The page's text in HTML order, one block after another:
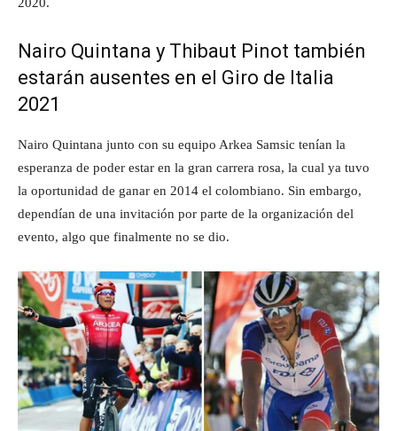
Nairo Quintana y Thibaut Pinot también
estarán ausentes en el Giro de Italia
2021
Nairo Quintana junto con su equipo Arkea Samsic tenían la
esperanza de poder estar en la gran carrera rosa, la cual ya tuvo
la oportunidad de ganar en 2014 el colombiano. Sin embargo,
dependían de una invitación por parte de la organización del
evento, algo que finalmente no se dio.